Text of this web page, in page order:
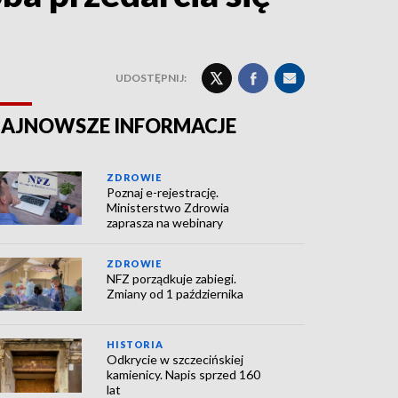
UDOSTĘPNIJ:
INFORMACJE
ZDROWIE
Poznaj e-rejestrację.
Ministerstwo Zdrowia
zaprasza na webinary
ZDROWIE
NFZ porządkuje zabiegi.
Zmiany od 1 października
HISTORIA
Odkrycie w szczecińskiej
kamienicy. Napis sprzed 160
lat